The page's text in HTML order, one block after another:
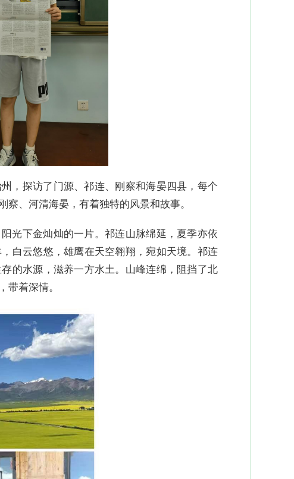
，探访了门源、祁连、刚察和海晏四县，每个
、河清海晏，有着独特的风景和故事。
光下金灿灿的一片。祁连山脉绵延，夏季亦依
白云悠悠，雄鹰在天空翱翔，宛如天境。祁连
的水源，滋养一方水土。山峰连绵，阻挡了北
带着深情。